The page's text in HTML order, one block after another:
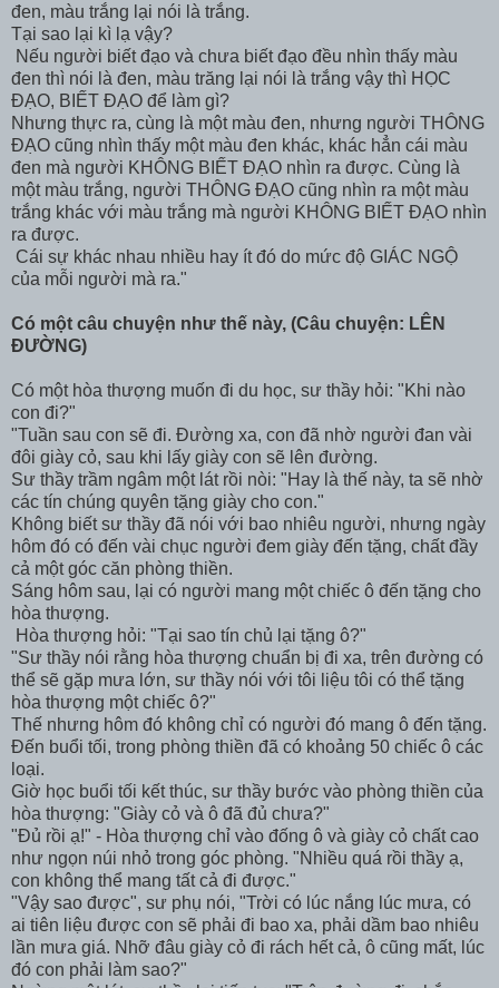
đen, màu trắng lại nói là trắng.
Tại sao lại kì lạ vậy?
Nếu người biết đạo và chưa biết đạo đều nhìn thấy màu
đen thì nói là đen, màu trăng lại nói là trắng vậy thì HỌC
ĐẠO, BIẾT ĐẠO để làm gì?
Nhưng thực ra, cùng là một màu đen, nhưng người THÔNG
ĐẠO cũng nhìn thấy một màu đen khác, khác hẳn cái màu
đen mà người KHÔNG BIẾT ĐẠO nhìn ra được. Cùng là
một màu trắng, người THÔNG ĐẠO cũng nhìn ra một màu
trắng khác với màu trắng mà người KHÔNG BIẾT ĐẠO nhìn
ra được.
Cái sự khác nhau nhiều hay ít đó do mức độ GIÁC NGỘ
của mỗi người mà ra."
Có một câu chuyện như thế này, (Câu chuyện: LÊN
ĐƯỜNG)
Có một hòa thượng muốn đi du học, sư thầy hỏi: "Khi nào
con đi?"
"Tuần sau con sẽ đi. Đường xa, con đã nhờ người đan vài
đôi giày cỏ, sau khi lấy giày con sẽ lên đường.
Sư thầy trầm ngâm một lát rồi nòi: "Hay là thế này, ta sẽ nhờ
các tín chúng quyên tặng giày cho con."
Không biết sư thầy đã nói với bao nhiêu người, nhưng ngày
hôm đó có đến vài chục người đem giày đến tặng, chất đầy
cả một góc căn phòng thiền.
Sáng hôm sau, lại có người mang một chiếc ô đến tặng cho
hòa thượng.
Hòa thượng hỏi: "Tại sao tín chủ lại tặng ô?"
"Sư thầy nói rằng hòa thượng chuẩn bị đi xa, trên đường có
thể sẽ gặp mưa lớn, sư thầy nói với tôi liệu tôi có thể tặng
hòa thượng một chiếc ô?"
Thế nhưng hôm đó không chỉ có người đó mang ô đến tặng.
Đến buổi tối, trong phòng thiền đã có khoảng 50 chiếc ô các
loại.
Giờ học buổi tối kết thúc, sư thầy bước vào phòng thiền của
hòa thượng: "Giày cỏ và ô đã đủ chưa?"
"Đủ rồi ạ!" - Hòa thượng chỉ vào đống ô và giày cỏ chất cao
như ngọn núi nhỏ trong góc phòng. "Nhiều quá rồi thầy ạ,
con không thể mang tất cả đi được."
"Vậy sao được", sư phụ nói, "Trời có lúc nắng lúc mưa, có
ai tiên liệu được con sẽ phải đi bao xa, phải dầm bao nhiêu
lần mưa giá. Nhỡ đâu giày cỏ đi rách hết cả, ô cũng mất, lúc
đó con phải làm sao?"